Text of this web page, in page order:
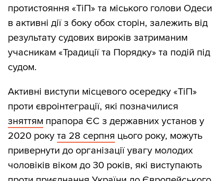
протистояння «ТіП» та міського голови Одеси
в активні дії з боку обох сторін, залежить від
результату судових вироків затриманим
учасникам «Традиції та Порядку» та подій під
судом.
Активні виступи місцевого осередку «ТіП»
проти євроінтеграції, які позначилися
зняттям прапора ЄС з державних установ у
2020 року та 28 серпня цього року, можуть
привернути до організації увагу молодих
чоловіків віком до 30 років, які виступають